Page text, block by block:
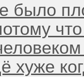
было
хуже